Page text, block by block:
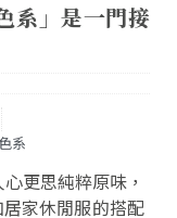
系」是一門接
系
更思純粹原味，
家休閒服的搭配